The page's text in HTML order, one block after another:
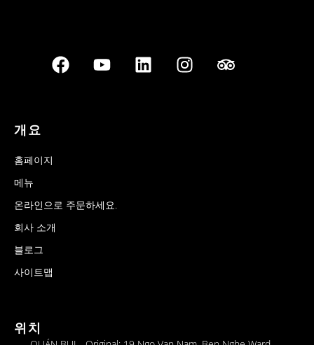
개요
홈페이지
메뉴
온라인으로 주문하세요.
회사 소개
블로그
사이트맵
위치